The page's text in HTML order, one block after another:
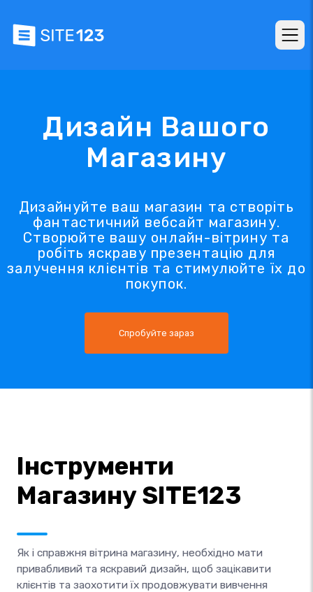
Дизайн Вашого
Магазину
Дизайнуйте ваш магазин та створіть
фантастичний вебсайт магазину.
Створюйте вашу онлайн-вітрину та
робіть яскраву презентацію для
залучення клієнтів та стимулюйте їх до
покупок.
Спробуйте зараз
Інструменти
Магазину SITE123
Як і справжня вітрина магазину, необхідно мати
привабливий та яскравий дизайн, щоб зацікавити
клієнтів та заохотити їх продовжувати вивчення